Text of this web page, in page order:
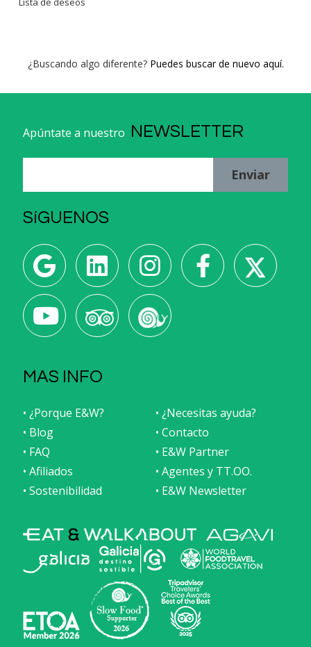
¿Buscando algo diferente? Puedes buscar de nuevo aquí.
Apúntate a nuestro NEWSLETTER
Enviar
SíGUENOS
MAS INFO
• ¿Porque E&W?
• ¿Necesitas ayuda?
• Blog
• Contacto
• FAQ
• E&W Partner
• Afiliados
• Agentes y TT.OO.
• Sostenibilidad
• E&W Newsletter